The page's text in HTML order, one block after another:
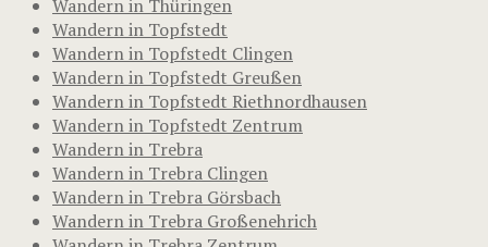
Wandern in Thüringen
Wandern in Topfstedt
Wandern in Topfstedt Clingen
Wandern in Topfstedt Greußen
Wandern in Topfstedt Riethnordhausen
Wandern in Topfstedt Zentrum
Wandern in Trebra
Wandern in Trebra Clingen
Wandern in Trebra Görsbach
Wandern in Trebra Großenehrich